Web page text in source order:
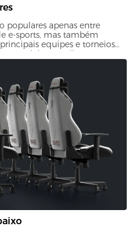
populares apenas entre
e-sports, mas também
equipes e torneios
também escolheram
e design, comprovando